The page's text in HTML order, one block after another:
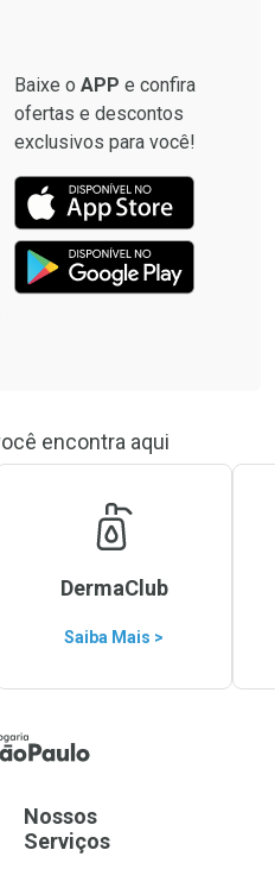
Baixe o APP e confira
ofertas e descontos
exclusivos para você!
encontra aqui
DermaClub
Saiba Mais >
Nossos
Serviços